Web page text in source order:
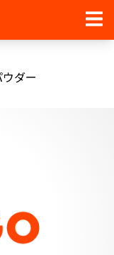
ダー